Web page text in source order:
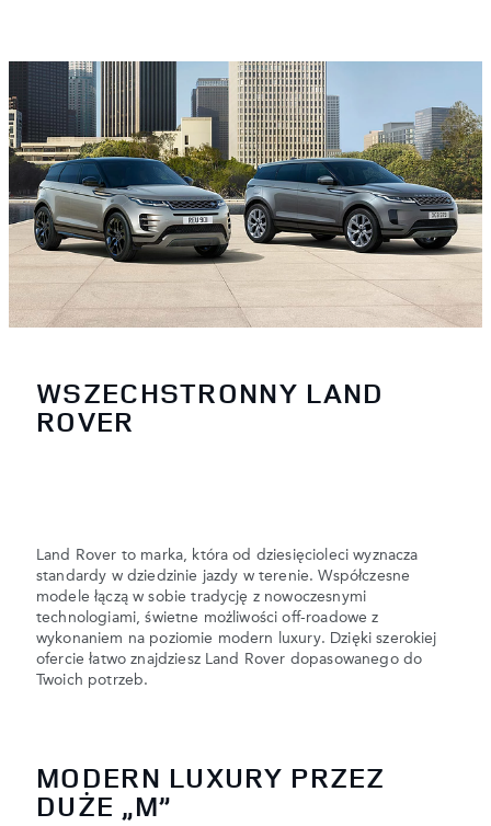
WSZECHSTRONNY LAND
ROVER
Land Rover to marka, która od dziesięcioleci wyznacza
standardy w dziedzinie jazdy w terenie. Współczesne
modele łączą w sobie tradycję z nowoczesnymi
technologiami, świetne możliwości off-roadowe z
wykonaniem na poziomie modern luxury. Dzięki szerokiej
ofercie łatwo znajdziesz Land Rover dopasowanego do
Twoich potrzeb.
MODERN LUXURY PRZEZ
DUŻE „M”